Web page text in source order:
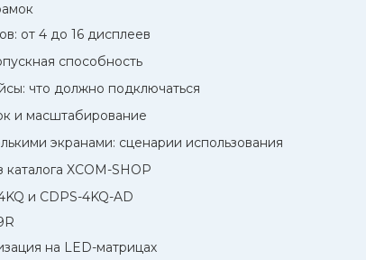
от 4 до 16 дисплеев
способность
что должно подключаться
и масштабирование
экранами: сценарии использования
XCOM-SHOP
и CDPS-4KQ-AD
на LED-матрицах